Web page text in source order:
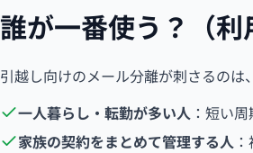
誰が一番使う？（利
引越し向けのメール分離が刺さるのは
一人暮らし・転勤が多い人 ：短い
家族の契約をまとめて管理する人